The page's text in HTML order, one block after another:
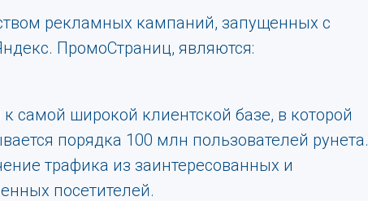
рекламных кампаний, запущенных с
ПромоСтраниц, являются:
к самой широкой клиентской базе, в которой
порядка 100 млн пользователей рунета.
трафика из заинтересованных и
посетителей.